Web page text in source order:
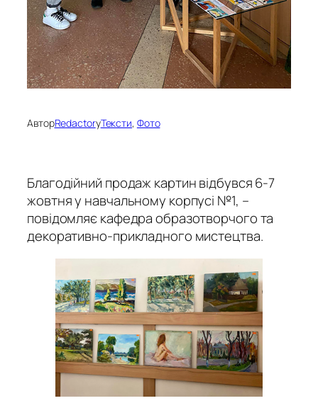
АвторRedactorуТексти, Фото
Благодійний продаж картин відбувся 6-7
жовтня у навчальному корпусі №1, –
повідомляє кафедра образотворчого та
декоративно-прикладного мистецтва.